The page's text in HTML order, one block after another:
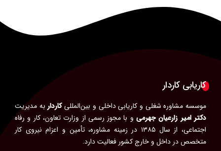
کاریابی کاردار
موسسه مشاوره شغلی و کاریابی داخلی و بین‌المللیکاردار به مدیریت
دکتر امیر زارعیان جهرمی و با مجوز رسمی از وزارت تعاون، کار و رفاه
اجتماعی، از سال ۱۳۸۵ در زمینه مشاوره، تأمین و اعزام نیروی کار
متخصص در داخل و خارج کشور فعالیت دارد.